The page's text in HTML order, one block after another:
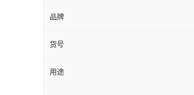
品牌
货号
用途